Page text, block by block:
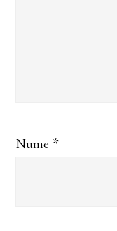
Nume *